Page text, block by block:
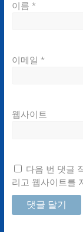
이름 *
이메일 *
웹사이트
다음 번 댓글
리고 웹사이트를